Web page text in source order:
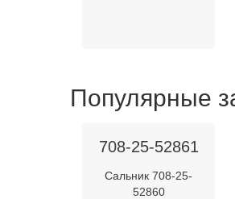
Популярные
708-25-52861
Сальник 708-25-
52860